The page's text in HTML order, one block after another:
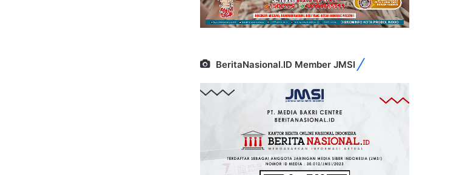
BeritaNasional.ID Member JMSI